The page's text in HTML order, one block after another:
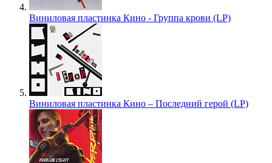
Виниловая пластинка Кино - Группа крови (LP)
Виниловая пластинка Кино – Последний герой (LP)